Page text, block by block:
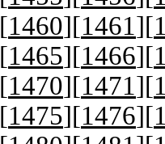
[1460][1461][
[1465][1466][
[1470][1471][
[1475][1476][